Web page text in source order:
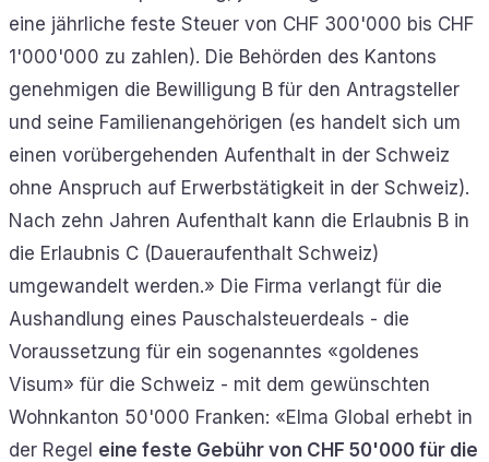
eine jährliche feste Steuer von CHF 300'000 bis CHF
1'000'000 zu zahlen). Die Behörden des Kantons
genehmigen die Bewilligung B für den Antragsteller
und seine Familienangehörigen (es handelt sich um
einen vorübergehenden Aufenthalt in der Schweiz
ohne Anspruch auf Erwerbstätigkeit in der Schweiz).
Nach zehn Jahren Aufenthalt kann die Erlaubnis B in
die Erlaubnis C (Daueraufenthalt Schweiz)
umgewandelt werden.» Die Firma verlangt für die
Aushandlung eines Pauschalsteuerdeals - die
Voraussetzung für ein sogenanntes «goldenes
Visum» für die Schweiz - mit dem gewünschten
Wohnkanton 50'000 Franken: «Elma Global erhebt in
der Regel eine feste Gebühr von CHF 50'000 für die